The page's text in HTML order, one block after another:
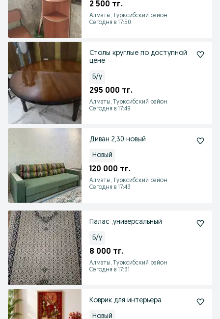
2 500 тг.
Алматы, Турксибский район
Сегодня в 17:50
Столы круглые по доступной
цене
Б/у
295 000 тг.
Алматы, Турксибский район
Сегодня в 17:49
Диван 2,30 новый
Новый
120 000 тг.
Алматы, Турксибский район
Сегодня в 17:43
Палас ,универсальный
Б/у
8 000 тг.
Алматы, Турксибский район
Сегодня в 17:31
Коврик для интерьера
Новый